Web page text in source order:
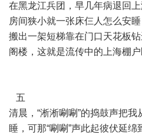
在黑龙江兵团，早几年病退回上
房间狭小就一张床仨人怎么安
搬出一架短梯靠在门口天花板
阁楼，这就是流传中的上海棚
五
清晨，“淅淅唰唰”的捣鼓声把
睡，可那“唰唰”声此起彼伏延